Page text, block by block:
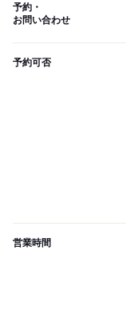
予約・
お問い合わせ
予約可否
営業時間